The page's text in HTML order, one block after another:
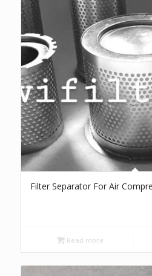
Filter Separator For Air
Read more